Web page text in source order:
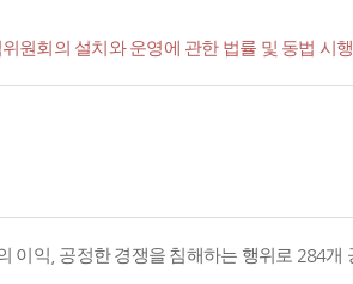
원회의 설치와 운영에 관한 법률 및 동법 시
이익, 공정한 경쟁을 침해하는 행위로 284